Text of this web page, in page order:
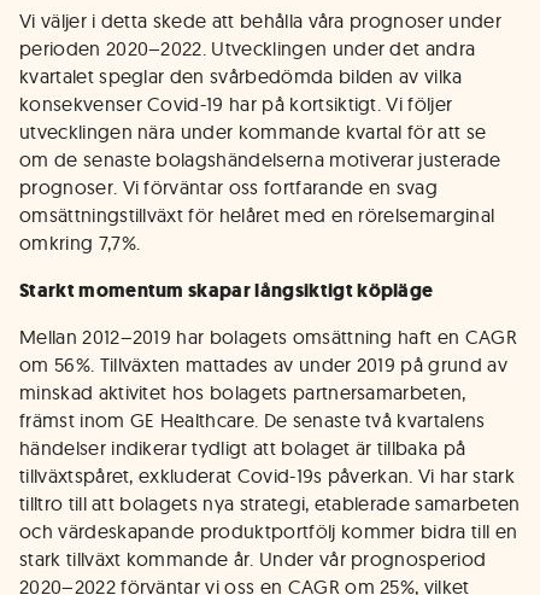
Vi väljer i detta skede att behålla våra prognoser under
perioden 2020–2022. Utvecklingen under det andra
kvartalet speglar den svårbedömda bilden av vilka
konsekvenser Covid-19 har på kortsiktigt. Vi följer
utvecklingen nära under kommande kvartal för att se
om de senaste bolagshändelserna motiverar justerade
prognoser. Vi förväntar oss fortfarande en svag
omsättningstillväxt för helåret med en rörelsemarginal
omkring 7,7%.
Starkt momentum skapar långsiktigt köpläge
Mellan 2012–2019 har bolagets omsättning haft en CAGR
om 56%. Tillväxten mattades av under 2019 på grund av
minskad aktivitet hos bolagets partnersamarbeten,
främst inom GE Healthcare. De senaste två kvartalens
händelser indikerar tydligt att bolaget är tillbaka på
tillväxtspåret, exkluderat Covid-19s påverkan. Vi har stark
tilltro till att bolagets nya strategi, etablerade samarbeten
och värdeskapande produktportfölj kommer bidra till en
stark tillväxt kommande år. Under vår prognosperiod
2020–2022 förväntar vi oss en CAGR om 25%, vilket